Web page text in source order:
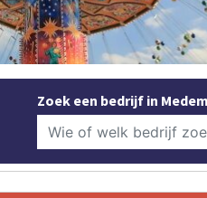
Zoek een bedrijf in